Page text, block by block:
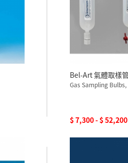
Bel-Art 氣體取樣
Gas Sampling Bulbs,
$ 7,300 - $ 52,200